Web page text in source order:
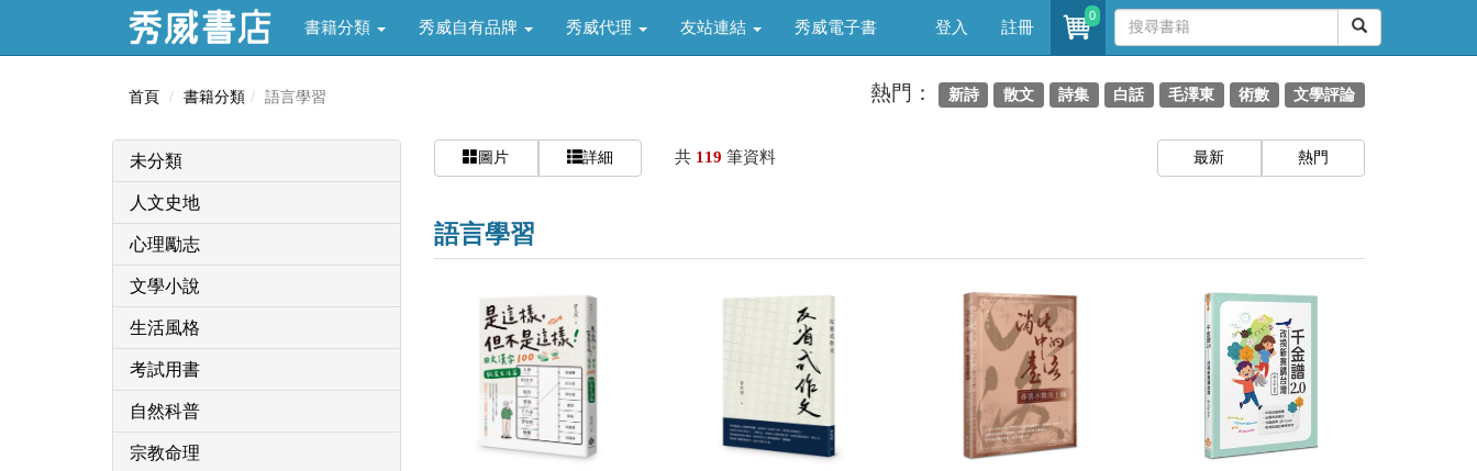
書籍分類 秀威自有品牌 秀威代理 友站連結 秀威電子書 登入 註冊
0
首頁 書籍分類 語言學習 熱門： 新詩 散文 詩集 白話 毛澤東 術數 文學評論
未分類
人文史地
心理勵志
文學小說
生活風格
考試用書
自然科普
宗教命理
圖片 詳細 共 119 筆資料 最新 熱門
語言學習